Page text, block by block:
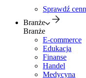
Sprawdź
Branże
Branże
E-commerce
Edukacja
Finanse
Handel
Medycyna